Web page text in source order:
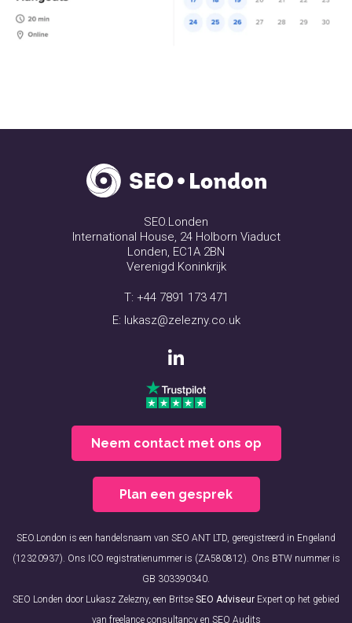
SEO.Londen
International House, 24 Holborn Viaduct
Londen, EC1A 2BN
Verenigd Koninkrijk
T: +44 7891 173 471
E: lukasz@zelezny.co.uk
Neem contact met ons op
Plan een gesprek
SEO.London is een handelsnaam van SEO ANT LTD, geregistreerd in Engeland
(12320937). Ons ICO registratienummer is (ZA580812). Ons BTW nummer is
GB 303390340.
SEO Londen door Lukasz Zelezny, een Britse SEO Adviseur Expert op het gebied
van freelance consultancy en SEO Audits